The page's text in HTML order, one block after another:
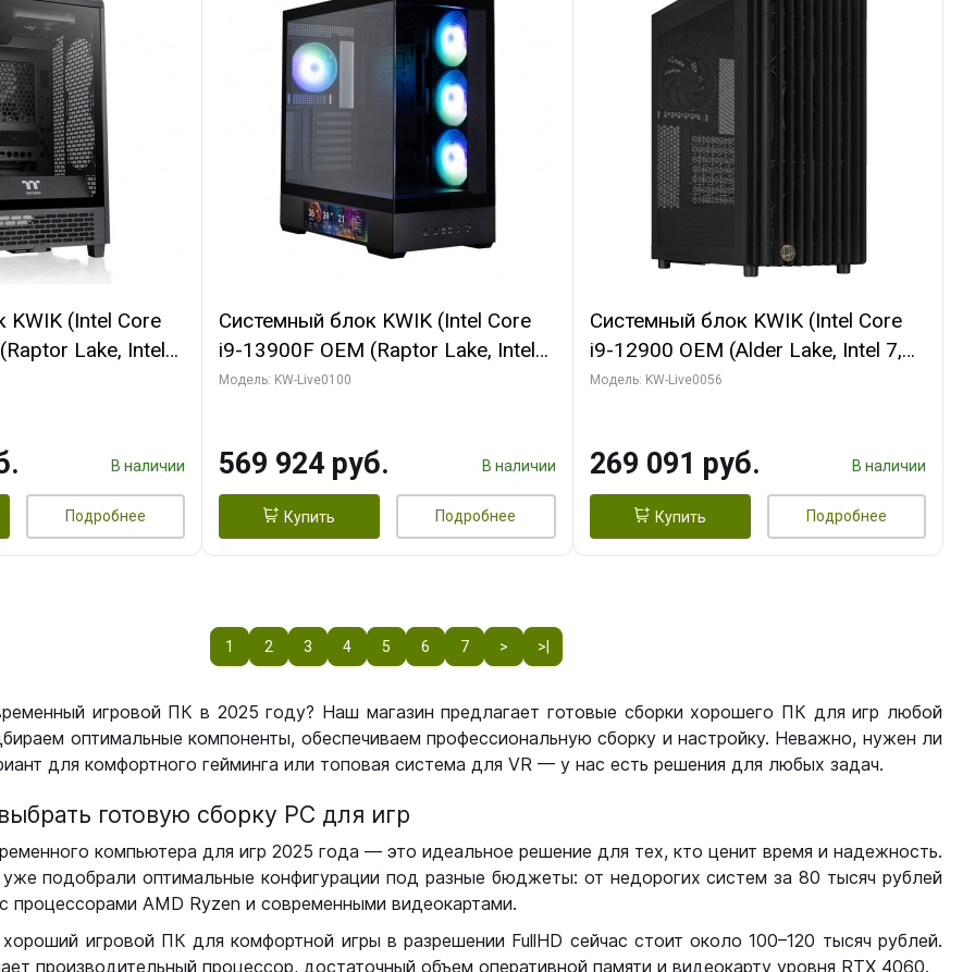
KWIK (Intel Core
Lake, Intel
ГБ ОЗУ (2
SSD)
В наличии
Подробнее
Системный блок KWIK (Intel Core
i9-13900F OEM (Raptor Lake, Intel
7, Efficient-co/ 16 ГБ ОЗУ (2
Turbo/ 512 ГБ SSD)
Модель: KW-Live0100
569 924 руб. В наличии
Купить Подробнее
Системный блок KWIK (Intel Core
i9-12900 OEM (Alder Lake, Intel 7,
C16 8EC/8PC/T2/ 64 ГБ ОЗУ (2
ТБ SSD)
Модель: KW-Live0056
269 091 руб. В наличии
Купить Подробнее
1 2 3 4 5 6 7 > >|
игровой ПК в 2025 году? Наш магазин предлагает готовые сборки хорошего ПК для игр любой
оптимальные компоненты, обеспечиваем профессиональную сборку и настройку. Неважно, нужен ли
для комфортного гейминга или топовая система для VR — у нас есть решения для любых задач.
готовую сборку РС для игр
компьютера для игр 2025 года — это идеальное решение для тех, кто ценит время и надежность.
подобрали оптимальные конфигурации под разные бюджеты: от недорогих систем за 80 тысяч рублей
AMD Ryzen и современными видеокартами.
игровой ПК для комфортной игры в разрешении FullHD сейчас стоит около 100–120 тысяч рублей.
производительный процессор, достаточный объем оперативной памяти и видеокарту уровня RTX 4060.